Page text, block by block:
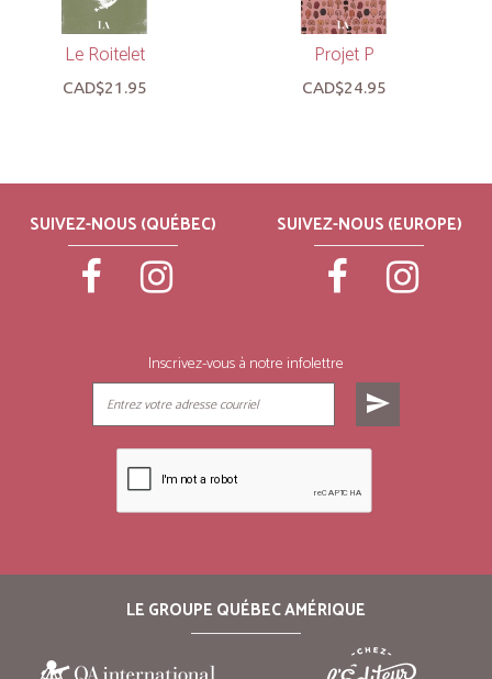
Le Roitelet
CAD$21.95
Projet P
CAD$24.95
SUIVEZ-NOUS (QUÉBEC) SUIVEZ-NOUS (EUROPE)
Inscrivez-vous à notre infolettre
send
LE GROUPE QUÉBEC AMÉRIQUE